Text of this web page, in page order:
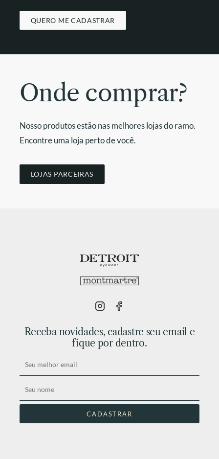
QUERO ME CADASTRAR
Onde comprar?
Nosso produtos estão nas melhores lojas do ramo.
Encontre uma loja perto de você.
LOJAS PARCEIRAS
Receba novidades, cadastre seu email e
fique por dentro.